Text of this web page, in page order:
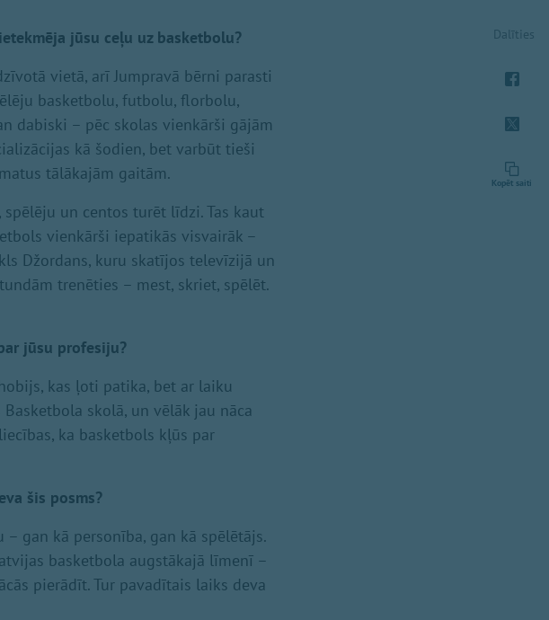
jūsu ceļu uz basketbolu?
vietā, arī Jumpravā bērni parasti
basketbolu, futbolu, florbolu,
dabiski – pēc skolas vienkārši gājām
kā šodien, bet varbūt tieši
tālākajām gaitām.
un centos turēt līdzi. Tas kaut
vienkārši iepatikās visvairāk –
Džordans, kuru skatījos televīzijā un
trenēties – mest, skriet, spēlēt.
jūsu profesiju?
kas ļoti patika, bet ar laiku
skolā, un vēlāk jau nāca
ka basketbols kļūs par
šis posms?
gan kā personība, gan kā spēlētājs.
basketbola augstākajā līmenī –
pierādīt. Tur pavadītais laiks deva
Dalīties
Kopēt saiti